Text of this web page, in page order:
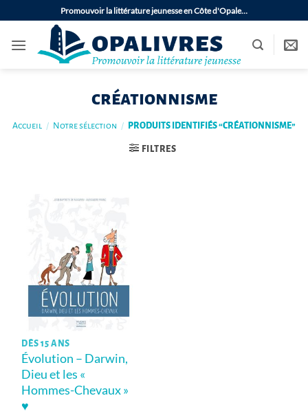
au
contenu
Promouvoir la littérature jeunesse en Côte d'Opale…
créationnisme
Accueil / Notre sélection / PRODUITS IDENTIFIÉS “CRÉATIONNISME”
FILTRES
DÈS 15 ANS
Évolution – Darwin,
Dieu et les «
Hommes-Chevaux »
♥